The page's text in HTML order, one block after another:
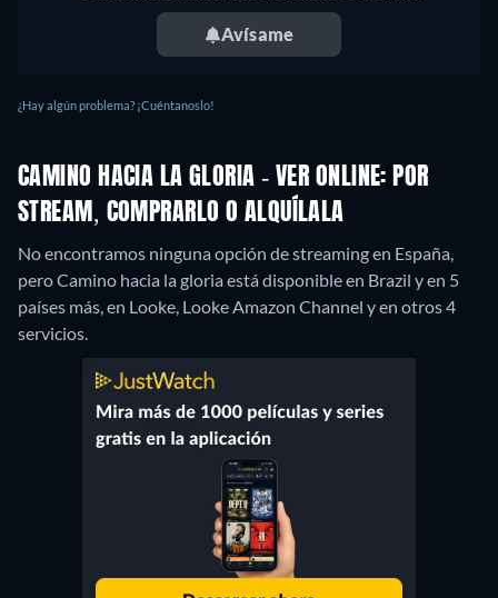
Avísame
¿Hay algún problema? ¡Cuéntanoslo!
CAMINO HACIA LA GLORIA - VER ONLINE: POR
STREAM, COMPRARLO O ALQUÍLALA
No encontramos ninguna opción de streaming en España,
pero Camino hacia la gloria está disponible en Brazil y en 5
países más, en Looke, Looke Amazon Channel y en otros 4
servicios.